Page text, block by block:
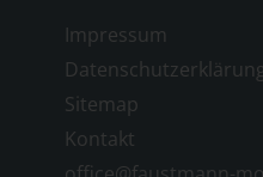
Impressum
Sitemap
Kontakt